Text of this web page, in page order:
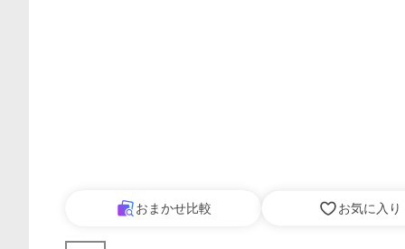
おまかせ比較 お気に入り